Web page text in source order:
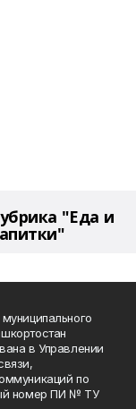
"Еда и
в Управлении
по
номер ПИ № ТУ